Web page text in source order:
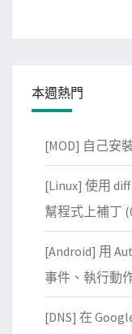
本週熱門
[MOD] 自己安
[Linux] 使用
幫程式上補丁
[Android] 用
事件、執行動
[DNS] 在